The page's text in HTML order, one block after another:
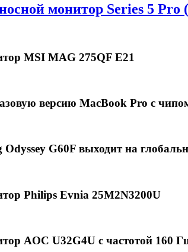
монитор Series 5 Pro
MSI MAG 275QF E21
версию MacBook Pro с
G60F выходит на
Philips Evnia 25M2N3200U
AOC U32G4U с частотой 160